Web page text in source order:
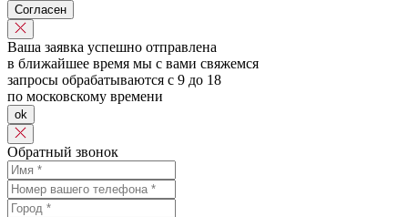
Согласен
Ваша заявка успешно отправлена
в ближайшее время мы с вами свяжемся
запросы обрабатываются с 9 до 18
по московскому времени
ok
Обратный звонок